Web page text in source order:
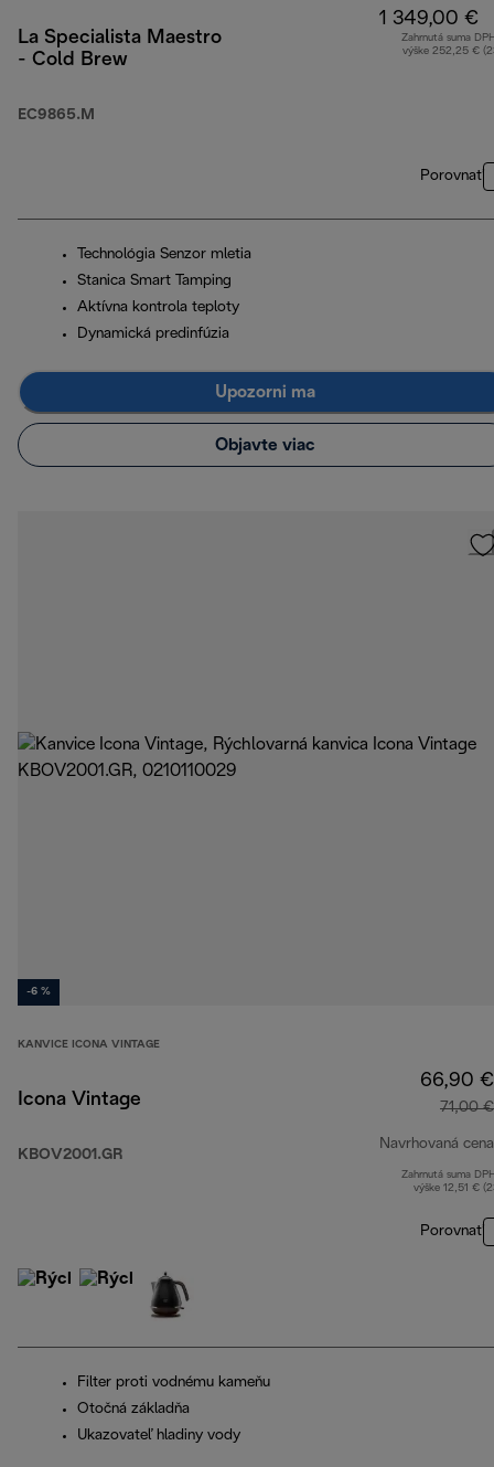
La Specialista Maestro
- Cold Brew
EC9865.M
1 349,00 €
Zahrnutá suma
výške 252,25 €
Porovnať
Technológia Senzor mletia
Stanica Smart Tamping
Aktívna kontrola teploty
Dynamická predinfúzia
Upozorni ma
Objavte viac
-6 %
KANVICE ICONA VINTAGE
Icona Vintage
KBOV2001.GR
66,90 €
71,00 €
Navrhovaná cena
Zahrnutá suma
výške 12,51 €
Porovnať
Filter proti vodnému kameňu
Otočná základňa
Ukazovateľ hladiny vody